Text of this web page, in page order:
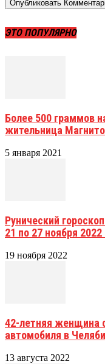
ЭТО ПОПУЛЯРНО
Более 500 граммов
жительница
5 января 2021
Рунический
21 по 27 ноября 2022
19 ноября 2022
42-летняя женщина
автомобиля в
13 августа 2022